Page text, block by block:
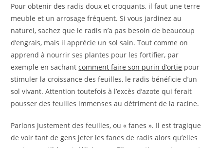
Pour obtenir des radis doux et croquants, il faut une terre
meuble et un arrosage fréquent. Si vous jardinez au
naturel, sachez que le radis n’a pas besoin de beaucoup
d’engrais, mais il apprécie un sol sain. Tout comme on
apprend à nourrir ses plantes pour les fortifier, par
exemple en sachantcomment faire son purin d’ortie pour
stimuler la croissance des feuilles, le radis bénéficie d’un
sol vivant. Attention toutefois à l’excès d’azote qui ferait
pousser des feuilles immenses au détriment de la racine.
Parlons justement des feuilles, ou « fanes ». Il est tragique
de voir tant de gens jeter les fanes de radis alors qu’elles